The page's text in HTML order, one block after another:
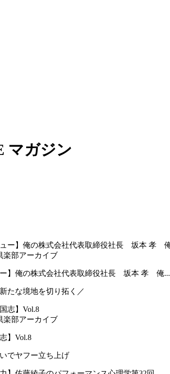
マガジン
楽部アーカイブ
ー】俺の株式会社代表取締役社長 坂本 孝 俺...
たな境地を切り拓く／
楽部アーカイブ
】Vol.8
でヤフー立ち上げ